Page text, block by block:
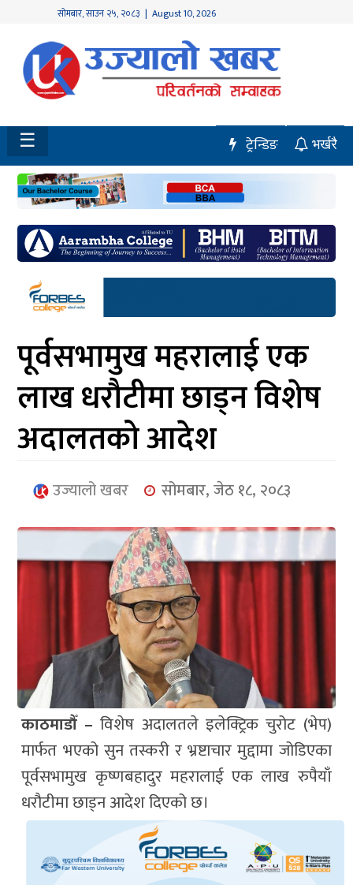
सोमबार,साउन २५, २०८३ | August 10, 2026
होमपेज
नवलपुर
विशेष
मध्य
नेपाल
चितवन
सेरोफेरो
समाचार
आर्थिक
मनोरञ्जन
खेलकुद
प्रबास
युनिकोड
☰ भर्खरै
ट्रेन्डिङ
पूर्वसभामुख महरालाई एक
लाख धरौटीमा छाड्न विशेष
अदालतको आदेश
उज्यालो खबर सोमबार, जेठ १८, २०८३
काठमाडौँ –विशेष अदालतले इलेक्ट्रिक चुरोट (भेप)
मार्फत भएको सुन तस्करी र भ्रष्टाचार मुद्दामा जोडिएका
पूर्वसभामुख कृष्णबहादुर महरालाई एक लाख रुपैयाँ
धरौटीमा छाड्न आदेश दिएको छ।